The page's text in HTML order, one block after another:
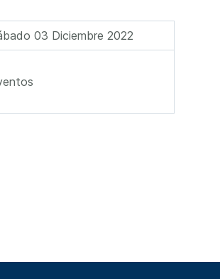
03 Diciembre 2022